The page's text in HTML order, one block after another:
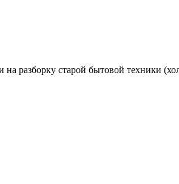
разборку старой бытовой техники